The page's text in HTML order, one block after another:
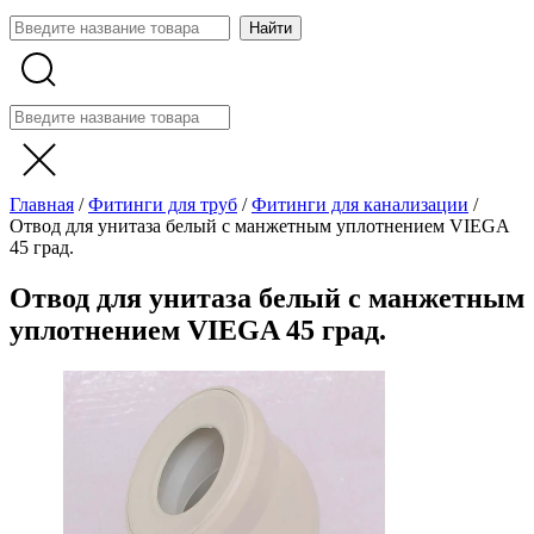
Главная /Фитинги для труб /Фитинги для канализации /
Отвод для унитаза белый с манжетным уплотнением VIEGA
45 град.
Отвод для унитаза белый с манжетным
уплотнением VIEGA 45 град.